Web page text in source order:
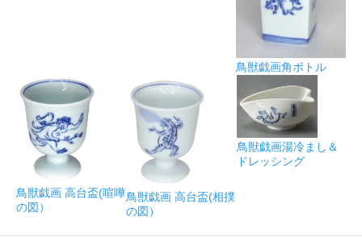
鳥獣戯画角ボトル
鳥獣戯画 高台盃(喧嘩
の図）
鳥獣戯画 高台盃(相撲
の図）
鳥獣戯画湯冷まし＆
ドレッシング